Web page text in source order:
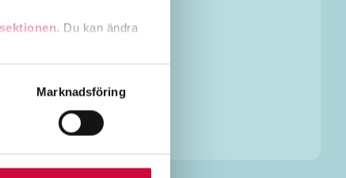
. Du kan ändra
funktioner för
från din enhet
kombinera informationen
Marknadsföring